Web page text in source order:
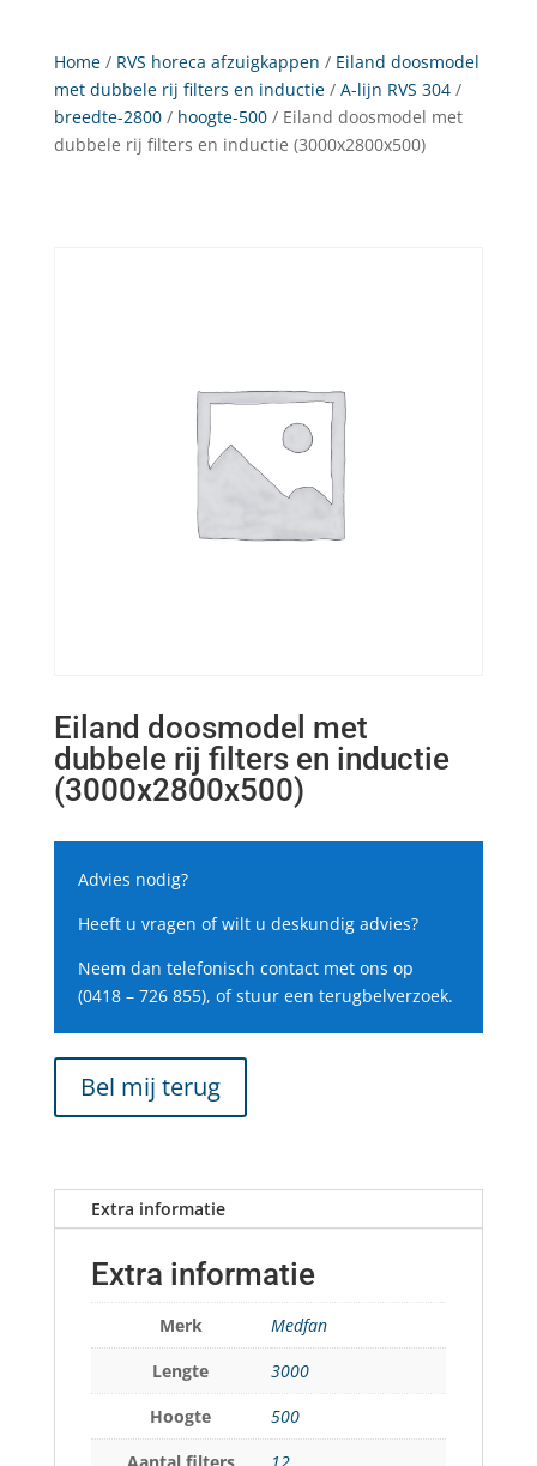
Home/ RVS horeca afzuigkappen / Eiland doosmodel
met dubbele rij filters en inductie/ A-lijn RVS 304/
breedte-2800/ hoogte-500/ Eiland doosmodel met
dubbele rij filters en inductie (3000x2800x500)
Eiland doosmodel met
dubbele rij filters en inductie
(3000x2800x500)
Advies nodig?
Heeft u vragen of wilt u deskundig advies?
Neem dan telefonisch contact met ons op
(0418 – 726 855), of stuur een terugbelverzoek.
Bel mij terug
Extra informatie
Extra informatie
Merk
Medfan
Lengte
3000
Hoogte
500